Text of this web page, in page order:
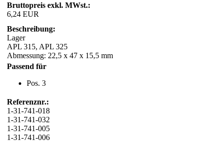
Bruttopreis exkl. MWst.:
6,24 EUR
Beschreibung:
Lager
APL 315, APL 325
Abmessung: 22,5 x 47 x 15,5 mm
Passend für
Pos. 3
Referenznr.:
1-31-741-018
1-31-741-032
1-31-741-005
1-31-741-006